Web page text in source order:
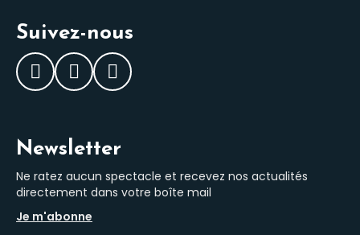
Suivez-nous
Facebook
InstagramLinkedIn
Newsletter
Ne ratez aucun spectacle et recevez nos actualités
directement dans votre boîte mail
Je m'abonne